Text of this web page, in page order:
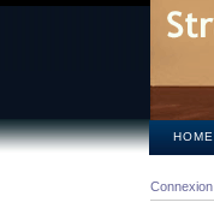
HOME
Connexion